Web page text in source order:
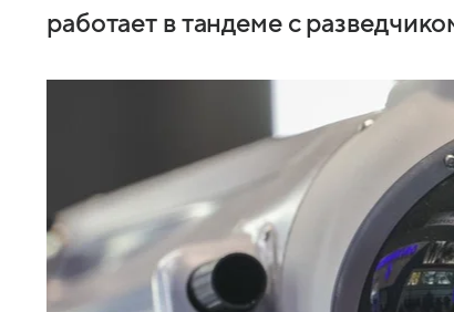
работает в тандеме с